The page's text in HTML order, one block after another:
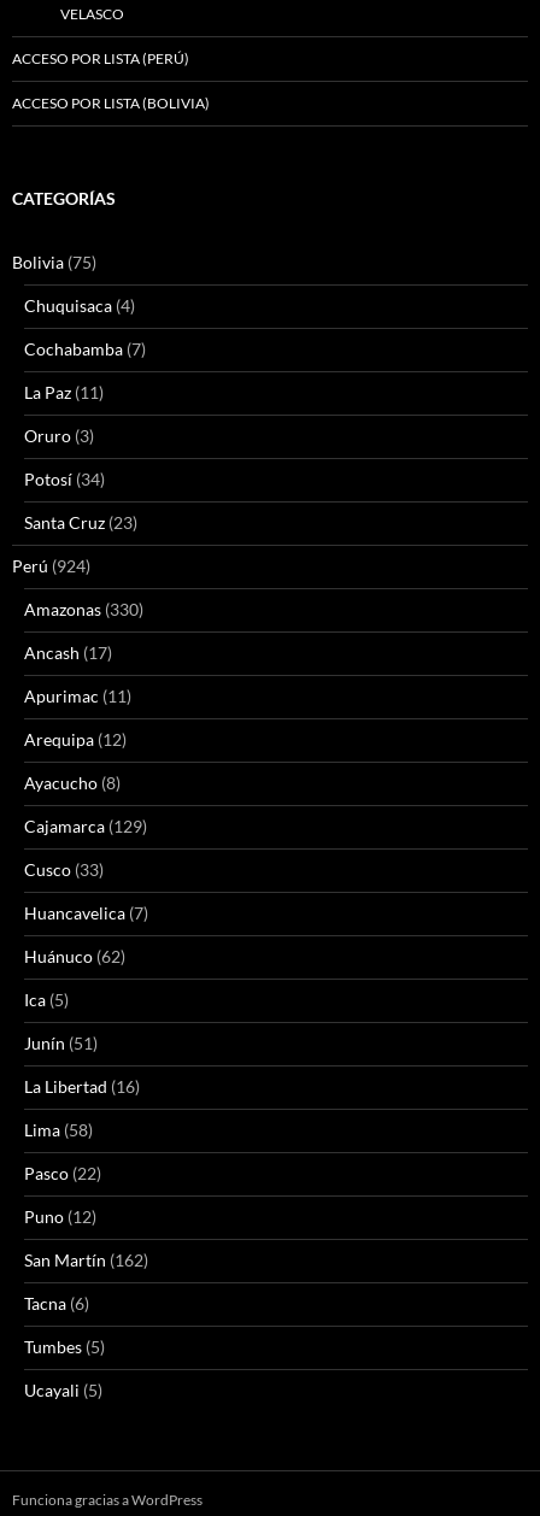
VELASCO
ACCESO POR LISTA (PERÚ)
ACCESO POR LISTA (BOLIVIA)
CATEGORÍAS
Bolivia (75)
Chuquisaca (4)
Cochabamba (7)
La Paz (11)
Oruro (3)
Potosí (34)
Santa Cruz (23)
Perú (924)
Amazonas (330)
Ancash (17)
Apurimac (11)
Arequipa (12)
Ayacucho (8)
Cajamarca (129)
Cusco (33)
Huancavelica (7)
Huánuco (62)
Ica (5)
Junín (51)
La Libertad (16)
Lima (58)
Pasco (22)
Puno (12)
San Martín (162)
Tacna (6)
Tumbes (5)
Ucayali (5)
Funciona gracias a WordPress